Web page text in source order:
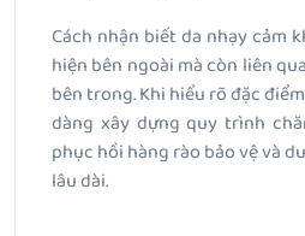
Cách nhận biết da nhạy cảm
hiện bên ngoài mà còn liên
bên trong. Khi hiểu rõ đặc
dàng xây dựng quy trình
phục hồi hàng rào bảo vệ và
lâu dài.